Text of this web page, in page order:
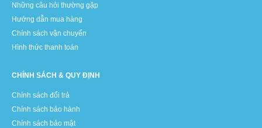
Những câu hỏi thường gặp
Hướng dẫn mua hàng
Chính sách vận chuyển
Hình thức thanh toán
CHÍNH SÁCH & QUY ĐỊNH
Chính sách đổi trả
Chính sách bảo hành
Chính sách bảo mật